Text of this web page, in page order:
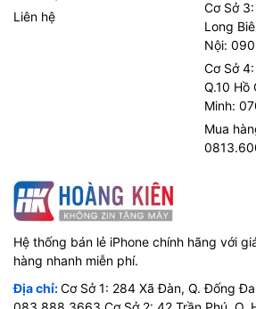
Liên hệ
Cơ Sở
Long
Nội:
Cơ Sở
Q.10 Hồ
Minh:
Mua
Hệ thống bán lẻ iPhone chính hãng với
hàng nhanh miễn phí.
Địa chỉ:Cơ Sở 1: 284 Xã Đàn, Q. Đống